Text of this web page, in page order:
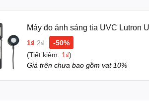
cần đo tia UVC?
(200–280 nm) có khả năng tiêu diệt vi
chính xác cường độ UVC trong môi
hiệu quả khử khuẩn
Máy đo ánh sáng tia UVC Lutron
1₫ 2₫
-50%
(Tiết kiệm: 1₫)
Giá trên chưa bao gồm vat 10%